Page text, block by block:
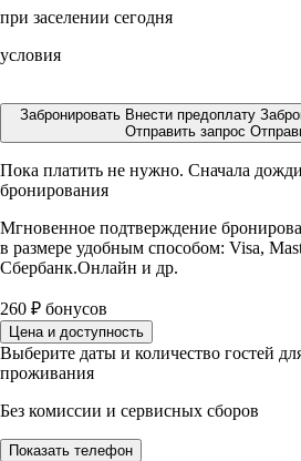
при заселении сегодня
условия
Забронировать Внести предоплату
Отправить запрос
Пока платить не нужно. Сначала
бронирования
Мгновенное подтверждение
в размере удобным способом: Visa,
Сбербанк.Онлайн и др.
260 ₽ бонусов
Цена и доступность
Выберите даты и количество гостей
проживания
Без комиссии и сервисных сборов
Показать телефон